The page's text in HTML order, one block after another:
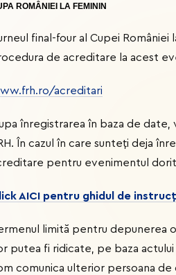
ROMÂNIEI LA FEMININ
final-four al Cupei
de acreditare la acest
acreditari
înregistrarea în baza de
În cazul în care sunteți deja
pentru evenimentul
AICI pentru ghidul de
limită pentru depunerea
putea fi ridicate, pe baza
comunica ulterior persoana de